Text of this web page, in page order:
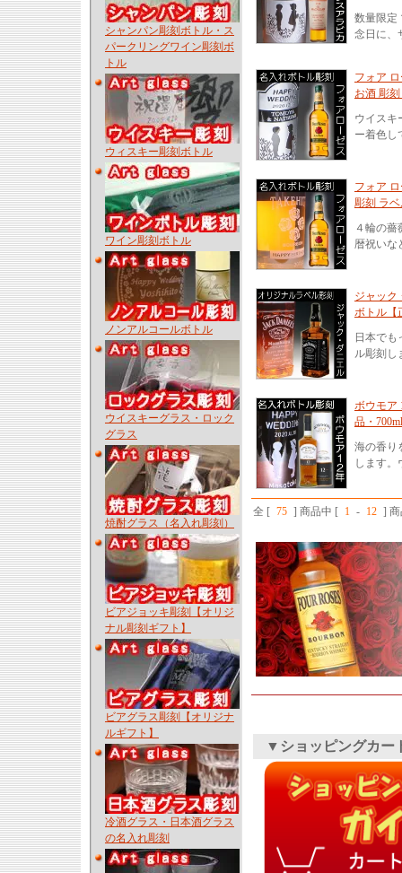
シャンパン彫刻ボトル・ス
パークリングワイン彫刻ボ
トル
ウィスキー彫刻ボトル
ワイン彫刻ボトル
ノンアルコールボトル
ウイスキーグラス・ロック
グラス
焼酎グラス（名入れ彫刻）
ビアジョッキ彫刻【オリジ
ナル彫刻ギフト】
ビアグラス彫刻【オリジナ
ルギフト】
冷酒グラス・日本酒グラス
の名入れ彫刻
数量限定
念日に、
フォア
お酒 彫
ウイスキ
ー着色し
フォア
彫刻 ラ
４輪の
暦祝いな
ジャック
ボトル【
日本で
ル彫刻し
ボウモア
品・
海の香り
します。
全 [ 75 ] 商品中 [ 1 - 12 ] 商
▼ショッピングカー